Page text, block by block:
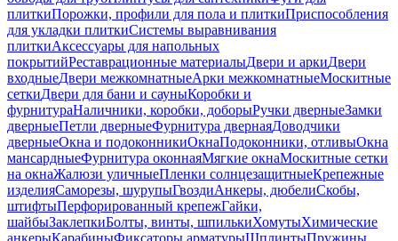
плиткиПорожки, профили для пола и плиткиПриспособления
для укладки плиткиСистемы выравнивания
плиткиАксессуары для напольных
покрытийРеставрационные материалыДвери и аркиДвери
входныеДвери межкомнатныеАрки межкомнатныеМоскитные
сеткиДвери для бани и сауныКоробки и
фурнитураНаличники, коробки, доборыРучки дверныеЗамки
дверныеПетли дверныеФурнитура двернаяДоводчики
дверныеОкна и подоконникиОкнаПодоконники, отливыОкна
мансардныеФурнитура оконнаяМягкие окнаМоскитные сетки
на окнаЖалюзи уличныеПленки солнцезащитныеКрепежные
изделияСаморезы, шурупыГвоздиАнкеры, дюбелиСкобы,
штифтыПерфорированный крепежГайки,
шайбыЗаклепкиБолты, винты, шпилькиХомутыХимические
анкерыКарабиныФиксаторы арматурыШплинтыПружины